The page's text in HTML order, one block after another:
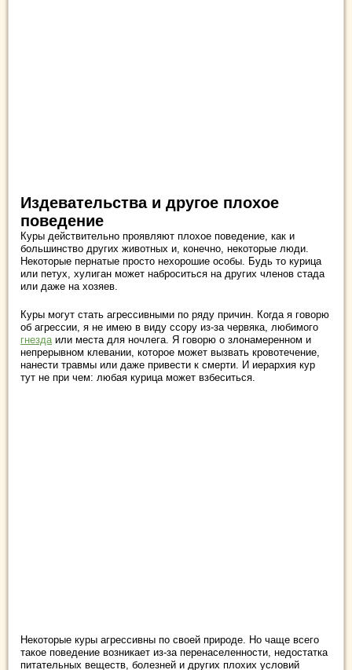
Издевательства и другое плохое
поведение
Куры действительно проявляют плохое поведение, как и
большинство других животных и, конечно, некоторые люди.
Некоторые пернатые просто нехорошие особы. Будь то курица
или петух, хулиган может наброситься на других членов стада
или даже на хозяев.
Куры могут стать агрессивными по ряду причин. Когда я говорю
об агрессии, я не имею в виду ссору из-за червяка, любимого
гнезда или места для ночлега. Я говорю о злонамеренном и
непрерывном клевании, которое может вызвать кровотечение,
нанести травмы или даже привести к смерти. И иерархия кур
тут не при чем: любая курица может взбеситься.
Некоторые куры агрессивны по своей природе. Но чаще всего
такое поведение возникает из-за перенаселенности, недостатка
питательных веществ, болезней и других плохих условий